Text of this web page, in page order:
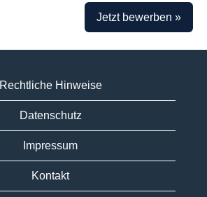
Jetzt bewerben »
Rechtliche Hinweise
Datenschutz
Impressum
Kontakt